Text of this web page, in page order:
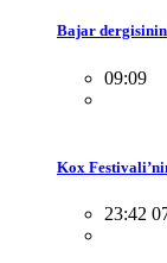
Bajar dergisinin
09:09
Kox
23:42